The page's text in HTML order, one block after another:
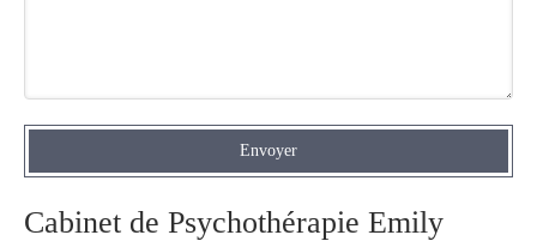
Envoyer
Cabinet de Psychothérapie Emily